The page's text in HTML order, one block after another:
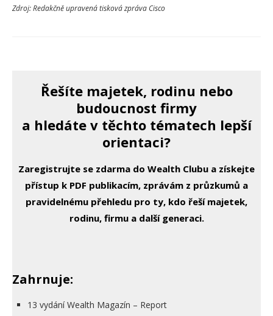
Zdroj: Redakčně upravená tisková zpráva Cisco
Řešíte majetek, rodinu nebo
budoucnost firmy
a hledáte v těchto tématech lepší
orientaci?
Zaregistrujte se zdarma do Wealth Clubu a získejte
přístup k PDF publikacím, zprávám z průzkumů a
pravidelnému přehledu pro ty, kdo řeší majetek,
rodinu, firmu a další generaci.
Zahrnuje:
13 vydání Wealth Magazín – Report